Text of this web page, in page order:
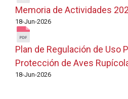
Memoria de Actividades
18-Jun-2026
Plan de Regulación de Uso
Protección de Aves
18-Jun-2026